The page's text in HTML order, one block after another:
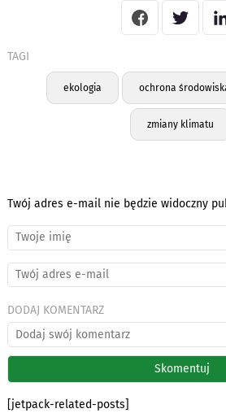
TAGI
ekologia ochrona
zmiany klimatu
Twój adres e-mail nie będzie widoczny
DODAJ KOMENTARZ
[jetpack-related-posts]